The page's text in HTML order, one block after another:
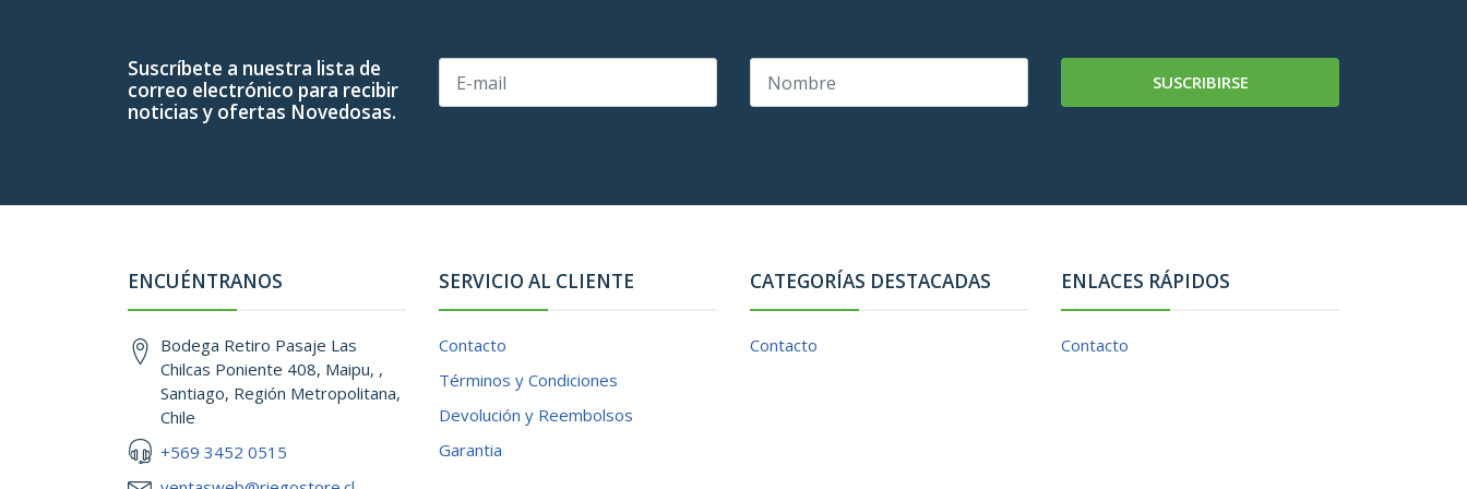
Suscríbete a nuestra lista de
correo electrónico para recibir
noticias y ofertas Novedosas.
SUSCRIBIRSE
ENCUÉNTRANOS
Bodega Retiro Pasaje Las
Chilcas Poniente 408, Maipu, ,
Santiago, Región Metropolitana,
Chile
+569 3452 0515
SERVICIO AL CLIENTE
Contacto
Términos y Condiciones
Devolución y Reembolsos
Garantia
CATEGORÍAS DESTACADAS
Contacto
ENLACES RÁPIDOS
Contacto